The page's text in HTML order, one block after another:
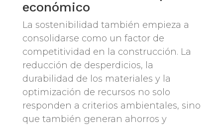
económico
La sostenibilidad también empieza a
consolidarse como un factor de
competitividad en la construcción. La
reducción de desperdicios, la
durabilidad de los materiales y la
optimización de recursos no solo
responden a criterios ambientales, sino
que también generan ahorros y